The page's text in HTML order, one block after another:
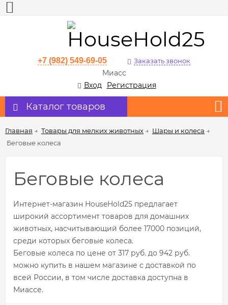
+7 (982) 549-69-05 Заказать звонок
Миасс
Вход
Регистрация
Каталог товаров
Главная → Товары для мелких животных → Шары и колеса →
Беговые колеса
Беговые колеса
Интернет-магазин HouseHold25 предлагает
широкий ассортимент товаров для домашних
животных, насчитывающий более 17000 позиций,
среди которых беговые колеса.
Беговые колеса по цене от 317 руб. до 942 руб.
можно купить в нашем магазине с доставкой по
всей России, в том числе доставка доступна в
Миассе.